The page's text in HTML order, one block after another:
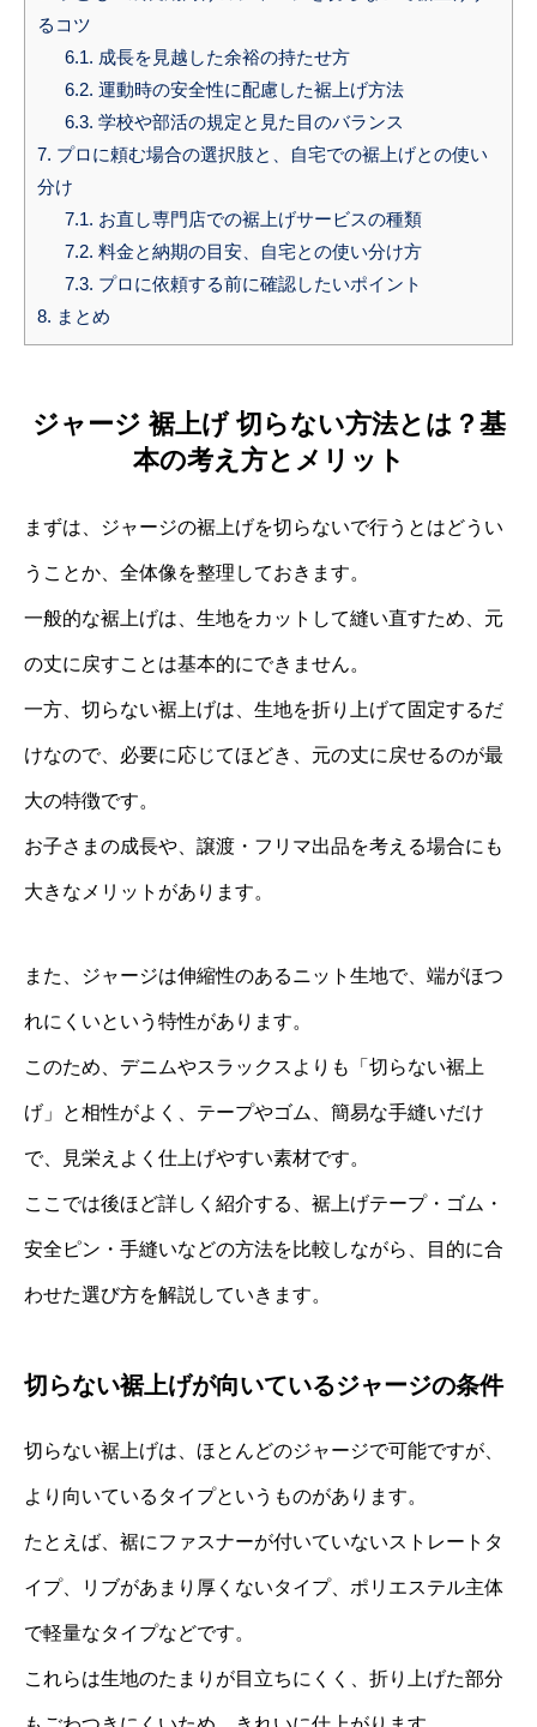
るコツ
6.1. 成長を見越した余裕の持たせ方
6.2. 運動時の安全性に配慮した裾上げ方法
6.3. 学校や部活の規定と見た目のバランス
7. プロに頼む場合の選択肢と、自宅での裾上げとの使い
分け
7.1. お直し専門店での裾上げサービスの種類
7.2. 料金と納期の目安、自宅との使い分け方
7.3. プロに依頼する前に確認したいポイント
8. まとめ
ジャージ 裾上げ 切らない方法とは？基
本の考え方とメリット
まずは、ジャージの裾上げを切らないで行うとはどうい
うことか、全体像を整理しておきます。
一般的な裾上げは、生地をカットして縫い直すため、元
の丈に戻すことは基本的にできません。
一方、切らない裾上げは、生地を折り上げて固定するだ
けなので、必要に応じてほどき、元の丈に戻せるのが最
大の特徴です。
お子さまの成長や、譲渡・フリマ出品を考える場合にも
大きなメリットがあります。
また、ジャージは伸縮性のあるニット生地で、端がほつ
れにくいという特性があります。
このため、デニムやスラックスよりも「切らない裾上
げ」と相性がよく、テープやゴム、簡易な手縫いだけ
で、見栄えよく仕上げやすい素材です。
ここでは後ほど詳しく紹介する、裾上げテープ・ゴム・
安全ピン・手縫いなどの方法を比較しながら、目的に合
わせた選び方を解説していきます。
切らない裾上げが向いているジャージの条件
切らない裾上げは、ほとんどのジャージで可能ですが、
より向いているタイプというものがあります。
たとえば、裾にファスナーが付いていないストレートタ
イプ、リブがあまり厚くないタイプ、ポリエステル主体
で軽量なタイプなどです。
これらは生地のたまりが目立ちにくく、折り上げた部分